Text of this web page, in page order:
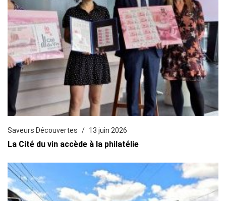
Saveurs Découvertes 13 juin 2026
La Cité du vin accède à la philatélie